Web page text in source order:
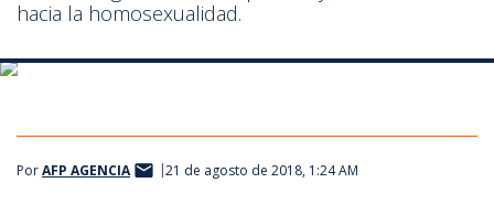
hacia la homosexualidad.
Paris Jackson se disculpa ante comunidad homosexual por posar
PorAFP AGENCIA 21 de agosto de 2018, 1:24 AM